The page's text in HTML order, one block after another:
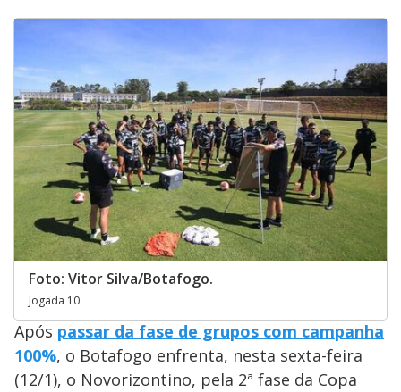
Foto: Vitor Silva/Botafogo.
Jogada 10
Após passar da fase de grupos com campanha
100%, o Botafogo enfrenta, nesta sexta-feira
(12/1), o Novorizontino, pela 2ª fase da Copa